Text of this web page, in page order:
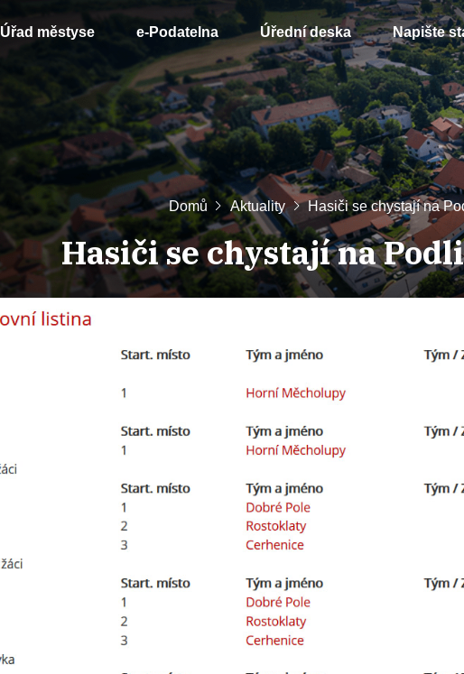
Úřad městyse e-Podatelna Úřední deska Napište
Domů Aktuality Hasiči se chystají na
Hasiči se chystají na